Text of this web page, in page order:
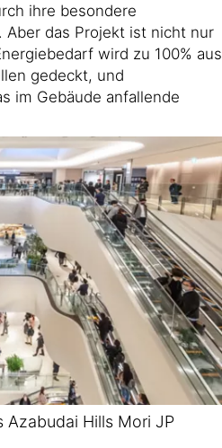
ihre besondere
Aber das Projekt ist nicht nur
wird zu 100% aus
gedeckt, und
im Gebäude anfallende
Azabudai Hills Mori JP